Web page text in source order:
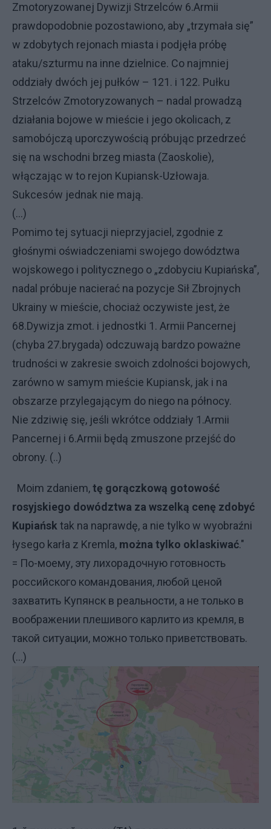
Zmotoryzowanej Dywizji Strzelców 6.Armii
prawdopodobnie pozostawiono, aby „trzymała się”
w zdobytych rejonach miasta i podjęła próbę
ataku/szturmu na inne dzielnice. Co najmniej
oddziały dwóch jej pułków – 121. i 122. Pułku
Strzelców Zmotoryzowanych – nadal prowadzą
działania bojowe w mieście i jego okolicach, z
samobójczą uporczywością próbując przedrzeć
się na wschodni brzeg miasta (Zaoskolie),
włączając w to rejon Kupiansk-Uzłowaja.
Sukcesów jednak nie mają.
(...)
Pomimo tej sytuacji nieprzyjaciel, zgodnie z
głośnymi oświadczeniami swojego dowództwa
wojskowego i politycznego o „zdobyciu Kupiańska”,
nadal próbuje nacierać na pozycje Sił Zbrojnych
Ukrainy w mieście, chociaż oczywiste jest, że
68.Dywizja zmot. i jednostki 1. Armii Pancernej
(chyba 27.brygada) odczuwają bardzo poważne
trudności w zakresie swoich zdolności bojowych,
zarówno w samym mieście Kupiansk, jak i na
obszarze przylegającym do niego na północy.
Nie zdziwię się, jeśli wkrótce oddziały 1.Armii
Pancernej i 6.Armii będą zmuszone przejść do
obrony. (..)
Moim zdaniem,tę gorączkową gotowość
rosyjskiego dowództwa za wszelką cenę zdobyć
Kupiańsktak na naprawdę, a nie tylko w wyobraźni
łysego karła z Kremla, można tylko oklaskiwać."
= По-моему, эту лихорадочную готовность
российского командования, любой ценой
захватить Купянск в реальности, а не только в
воображении плешивого карлито из кремля, в
такой ситуации, можно только приветствовать.
(...)